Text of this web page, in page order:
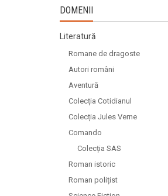
DOMENII
Literatură
Romane de dragoste
Autori români
Aventură
Colecția Cotidianul
Colecția Jules Verne
Comando
Colecția SAS
Roman istoric
Roman polițist